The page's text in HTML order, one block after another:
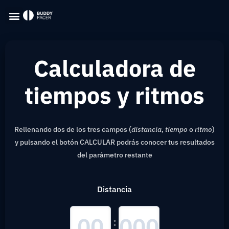
Calculadora de
tiempos y ritmos
Rellenando dos de los tres campos (distancia, tiempo oritmo)
y pulsando el botón CALCULAR podrás conocer tus resultados
del parámetro restante
Distancia
: